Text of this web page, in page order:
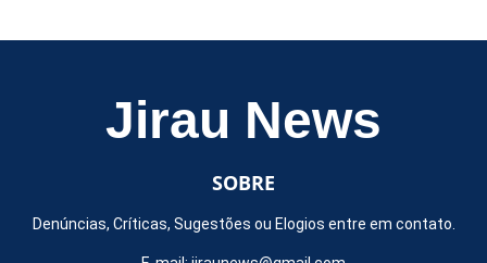
Jirau News
SOBRE
Denúncias, Críticas, Sugestões ou Elogios entre em contato.